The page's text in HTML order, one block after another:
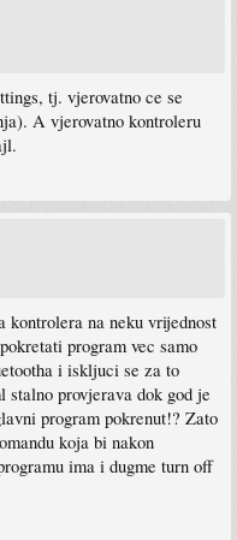
tj. vjerovatno ce se
A vjerovatno kontroleru
na neku vrijednost
program vec samo
i iskljuci se za to
stalno provjerava dok god je
program pokrenut!? Zato
koja bi nakon
ima i dugme turn off